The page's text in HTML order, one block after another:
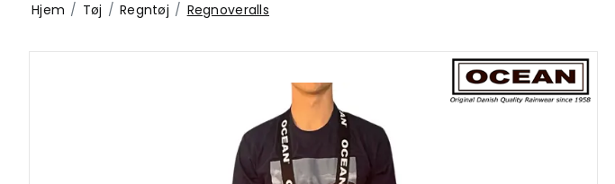
Hjem Tøj Regntøj Regnoveralls